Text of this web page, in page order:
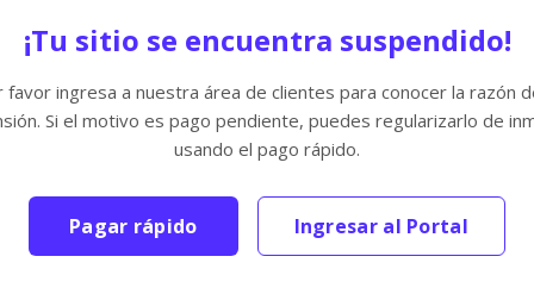
¡Tu sitio se encuentra suspendido!
favor ingresa a nuestra área de clientes para conocer la razón
Si el motivo es pago pendiente, puedes regularizarlo de
usando el pago rápido.
Pagar rápido Ingresar al Portal